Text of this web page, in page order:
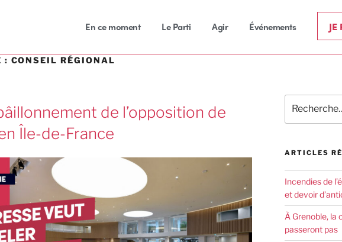
En ce moment Le Parti Agir Événements JE
: CONSEIL RÉGIONAL
de l’opposition de
Île-de-France
ARTICLES
Incendies de
et devoir
À Grenoble, la
passeront pas